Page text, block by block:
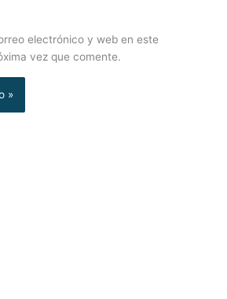
electrónico y web en este
vez que comente.